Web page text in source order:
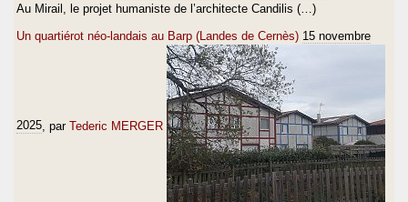
Au Mirail, le projet humaniste de l’architecte Candilis (…)
Un quartiérot néo-landais au Barp (Landes de Cernès) 15 novembre
2025 , par Tederic MERGER